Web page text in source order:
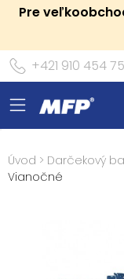
Pre
+421 910 454
Úvod > Darčekový
Vianočné